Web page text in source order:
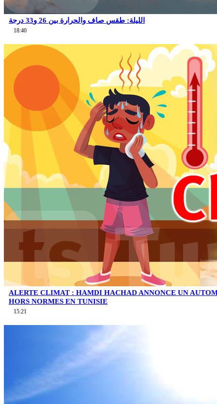
الليلة: طقس صاف والحرارة بين 26 و33 درجة
18:40
ALERTE CLIMAT : HAMDI HACHAD ANNONCE UN
HORS NORMES EN TUNISIE
15:21